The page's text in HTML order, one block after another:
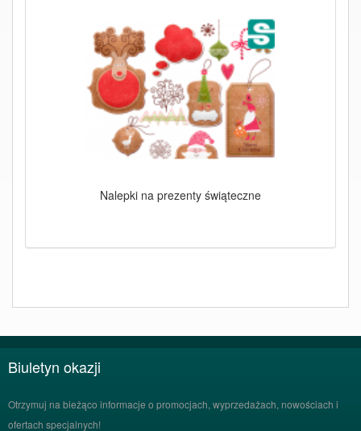
Nalepki na prezenty świąteczne
Biuletyn okazji
Otrzymuj na bieżąco informacje o promocjach, wyprzedażach, nowościach i
ofertach specjalnych!